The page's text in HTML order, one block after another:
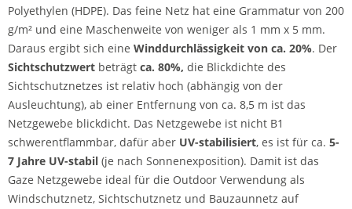
Polyethylen (HDPE). Das feine Netz hat eine Grammatur von 200
g/m² und eine Maschenweite von weniger als 1 mm x 5 mm.
Daraus ergibt sich eine Winddurchlässigkeit von ca. 20%. Der
Sichtschutzwert beträgt ca. 80%, die Blickdichte des
Sichtschutznetzes ist relativ hoch (abhängig von der
Ausleuchtung), ab einer Entfernung von ca. 8,5 m ist das
Netzgewebe blickdicht. Das Netzgewebe ist nicht B1
schwerentflammbar, dafür aber UV-stabilisiert, es ist für ca. 5-
7 Jahre UV-stabil (je nach Sonnenexposition). Damit ist das
Gaze Netzgewebe ideal für die Outdoor Verwendung als
Windschutznetz, Sichtschutznetz und Bauzaunnetz auf